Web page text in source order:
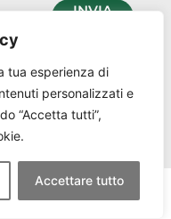
tua esperienza di
personalizzati e
“Accetta tutti”,
Accettare tutto
INVIA